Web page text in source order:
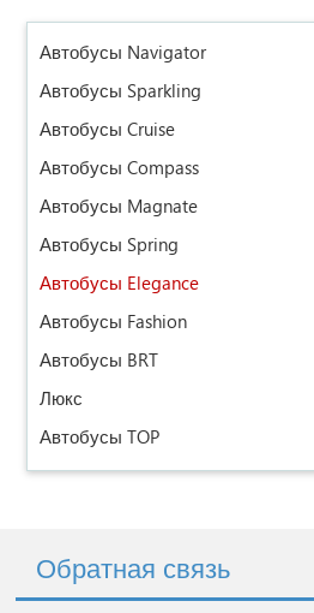
Автобусы Navigator
Автобусы Sparkling
Автобусы Cruise
Автобусы Compass
Автобусы Magnate
Автобусы Spring
Автобусы Elegance
Автобусы Fashion
Автобусы BRT
Люкс
Автобусы TOP
Обратная связь